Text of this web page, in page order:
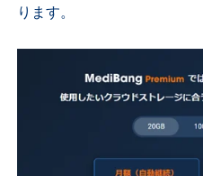
ります。